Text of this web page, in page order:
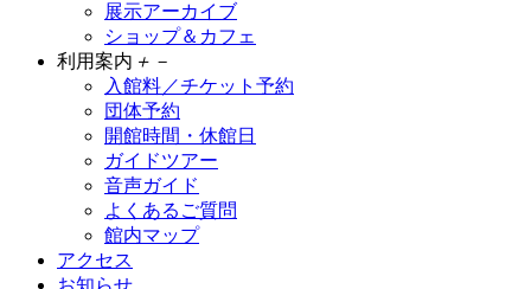
展示アーカイブ
ショップ＆カフェ
利用案内 ＋ －
入館料／チケット予約
団体予約
開館時間・休館日
ガイドツアー
音声ガイド
よくあるご質問
館内マップ
アクセス